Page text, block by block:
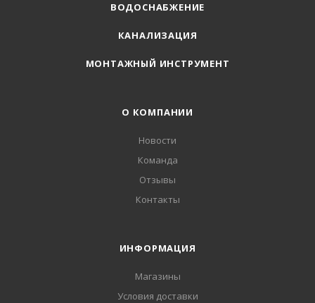
ВОДОСНАБЖЕНИЕ
КАНАЛИЗАЦИЯ
МОНТАЖНЫЙ ИНСТРУМЕНТ
О КОМПАНИИ
Новости
Команда
Отзывы
Контакты
ИНФОРМАЦИЯ
Магазины
Условия доставки